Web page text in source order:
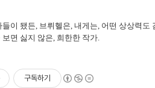
이 됐든, 브뤼헬은, 내게는, 어떤 상상력도
면 싫지 않은, 희한한 작가.
구독하기